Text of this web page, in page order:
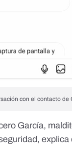
con el contacto
García,
explica